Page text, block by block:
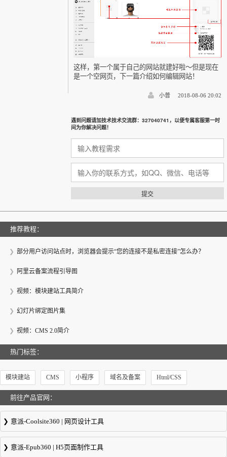
这样，第一个属于自己的网站就建好啦～但是现在
是一个空网页，下一篇介绍如何编辑网站！
小普 2018-08-06 20:02
遇到问题请加技术技术交流群：327040741，以便专属客服第一时
间为你解决问题！
提交
推荐教程：
部分用户访问站点时，浏览器会提示“您的连接不是私密连接”怎么办？
阿里云备案流程引导图
视频：模块建站工具简介
幻灯片绑定图片集
视频：CMS 2.0简介
热门标签：
模块建站 CMS 小程序 域名及备案 Html/CSS
前往产品官网：
意派-Coolsite360 | 网页设计工具
意派Coolsite360-响应式网站_自助建站_微信小程序 设计制作工具
意派-Epub360 | H5页面制作工具